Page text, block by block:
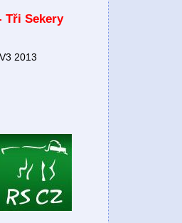
Tři Sekery
2013